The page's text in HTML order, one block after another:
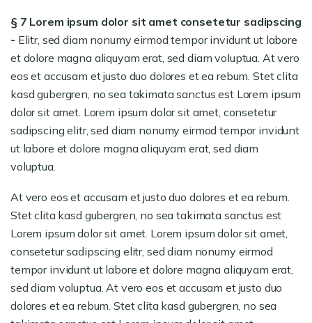
§ 7 Lorem ipsum dolor sit amet consetetur sadipscing
- Elitr, sed diam nonumy eirmod tempor invidunt ut labore
et dolore magna aliquyam erat, sed diam voluptua. At vero
eos et accusam et justo duo dolores et ea rebum. Stet clita
kasd gubergren, no sea takimata sanctus est Lorem ipsum
dolor sit amet. Lorem ipsum dolor sit amet, consetetur
sadipscing elitr, sed diam nonumy eirmod tempor invidunt
ut labore et dolore magna aliquyam erat, sed diam
voluptua.
At vero eos et accusam et justo duo dolores et ea rebum.
Stet clita kasd gubergren, no sea takimata sanctus est
Lorem ipsum dolor sit amet. Lorem ipsum dolor sit amet,
consetetur sadipscing elitr, sed diam nonumy eirmod
tempor invidunt ut labore et dolore magna aliquyam erat,
sed diam voluptua. At vero eos et accusam et justo duo
dolores et ea rebum. Stet clita kasd gubergren, no sea